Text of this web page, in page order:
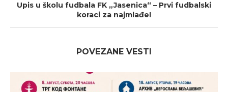
Upis u školu fudbala FK „Jasenica“ – Prvi fudbalski
koraci za najmlađe!
POVEZANE VESTI